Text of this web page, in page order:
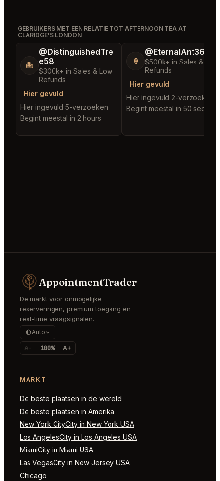
GEBRUIKERS MET EEN RELATIE TOT AFTERNOON TEA AT
CLARIDGE'S LONDON
🏝️
@DistinguishedTre
e58
$300k+ in Sales & Low
Refunds
Hier gevuld
Hier ingevuld 5-verzoeken
Begint meestal in 2 hours
🍦
@EternalAnt36
$500k+ in Sales & Low
Refunds
Hier gevuld
Hier ingevuld 2-verzoeken
Begint meestal in 50
AppointmentTrader
De markt voor onmogelijke
reserveringen, premium toegang en
real-time vraagsignalen.
Auto
A- 100% A+
MARKT
De beste plaatsen in de wereld
De beste plaatsen in Amerika
New York CityCity in New York USA
Los AngelesCity in Los Angeles USA
MiamiCity in Miami USA
Las VegasCity in New Jersey USA
Chicago